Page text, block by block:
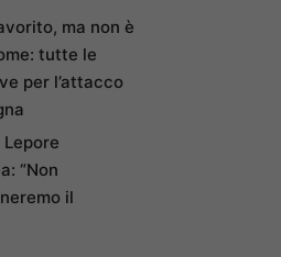
ma non è
tutte le
per l’attacco
Lepore
“Non
il